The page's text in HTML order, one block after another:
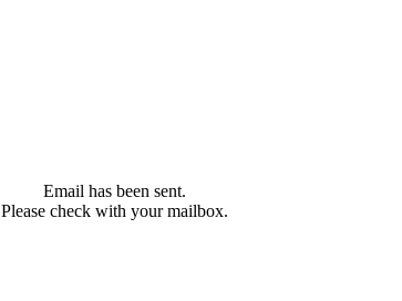
Email has been sent.
Please check with your mailbox.